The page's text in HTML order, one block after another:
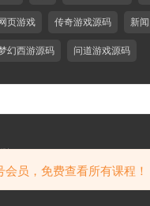
页游戏 传奇游戏源码 新
幻西游源码 问道游戏源码
！
员，免费查看所有课程！